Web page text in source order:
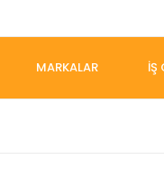
MARKALAR İŞ